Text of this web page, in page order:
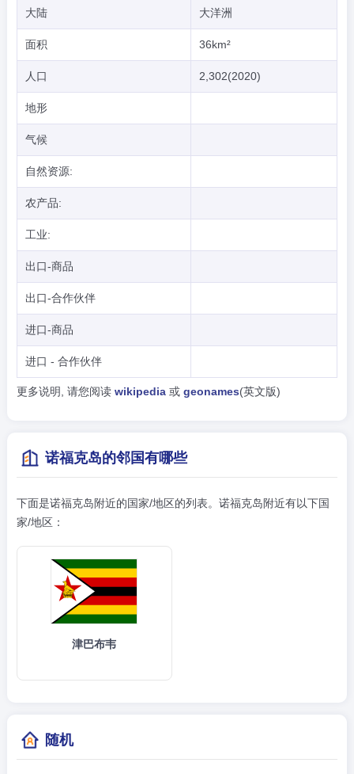
大陆 大洋洲
面积 36km²
人口 2,302(2020)
地形
气候
自然资源:
农产品:
工业:
出口-商品
出口-合作伙伴
进口-商品
进口 - 合作伙伴
更多说明, 请您阅读 wikipedia或 geonames(英文版)
诺福克岛的邻国有哪些
下面是诺福克岛附近的国家/地区的列表。诺福克岛附近有以下国
家/地区：
津巴布韦
随机